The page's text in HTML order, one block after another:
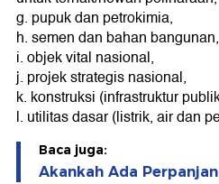
g. pupuk dan petrokimia,
h. semen dan bahan bangunan,
i. objek vital nasional,
j. projek strategis nasional,
k. konstruksi (infrastruktur
l. utilitas dasar (listrik, air dan
Baca juga:
Akankah Ada